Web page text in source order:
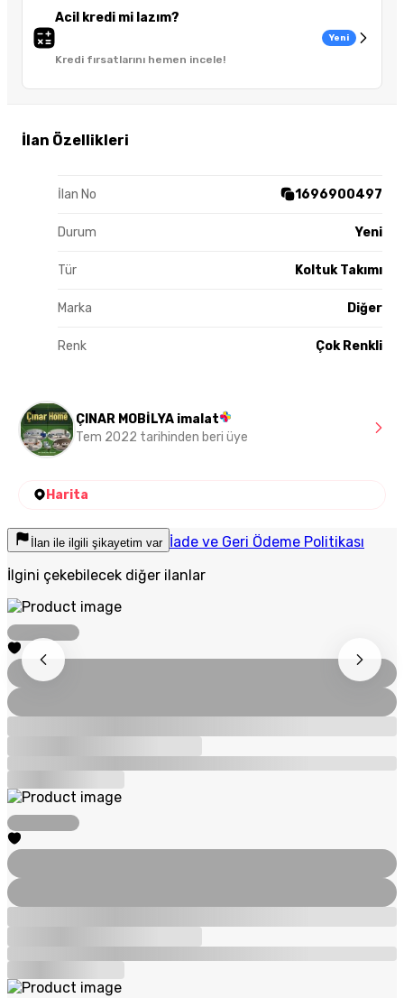
Acil kredi mi lazım?
Kredi fırsatlarını hemen incele!
Yeni
İlan Özellikleri
İlan No 1696900497
Durum Yeni
Tür Koltuk Takımı
Marka Diğer
Renk Çok Renkli
ÇINAR MOBİLYA imalat
Tem 2022 tarihinden beri üye
Harita
İlan ile ilgili şikayetim var İade ve Geri Ödeme Politikası
İlgini çekebilecek diğer ilanlar